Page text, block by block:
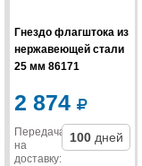
Гнездо флагштока из
нержавеющей стали
25 мм 86171
2 874
Передача
на
доставку:
100 дней